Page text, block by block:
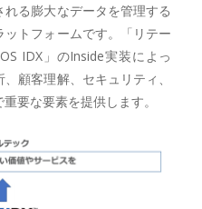
る膨大なデータを管理する
トフォームです。「リテー
IDX」のInside実装によっ
顧客理解、セキュリティ、
要な要素を提供します。